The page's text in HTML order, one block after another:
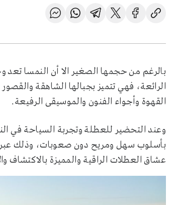
بالرغم من حجمها الصغير الا أن النمسا
الرائعة، فهي تتميز بجبالها الشاهقة
القهوة وأجواء الفنون والموسيقى الرفيعة.
وعند التحضير للعطلة وتجربة السياحة في
بأسلوب سهل ومريح دون صعوبات، وذلك
عشاق العطلات الراقية والمميزة بالاكتشاف